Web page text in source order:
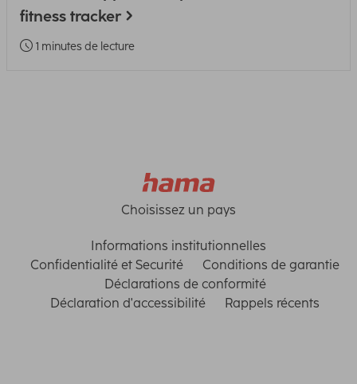
fitness tracker
1 minutes de lecture
Choisissez un pays
Informations institutionnelles
Confidentialité et Securité
Conditions de garantie
Déclarations de conformité
Déclaration d'accessibilité
Rappels récents